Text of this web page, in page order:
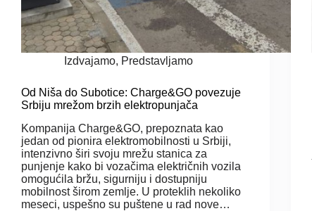
Izdvajamo, Predstavljamo
Od Niša do Subotice: Charge&GO povezuje
Srbiju mrežom brzih elektropunjača
Kompanija Charge&GO, prepoznata kao
jedan od pionira elektromobilnosti u Srbiji,
intenzivno širi svoju mrežu stanica za
punjenje kako bi vozačima električnih vozila
omogućila bržu, sigurniju i dostupniju
mobilnost širom zemlje. U proteklih nekoliko
meseci, uspešno su puštene u rad nove…